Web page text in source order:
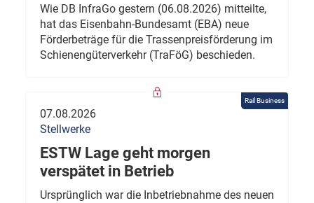
Wie DB InfraGo gestern (06.08.2026) mitteilte,
hat das Eisenbahn-Bundesamt (EBA) neue
Förderbeträge für die Trassenpreisförderung im
Schienengüterverkehr (TraFöG) beschieden.
Rail Business
07.08.2026
Stellwerke
ESTW Lage geht morgen
verspätet in Betrieb
Ursprünglich war die Inbetriebnahme des neuen